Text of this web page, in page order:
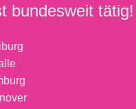
bundesweit tätig!